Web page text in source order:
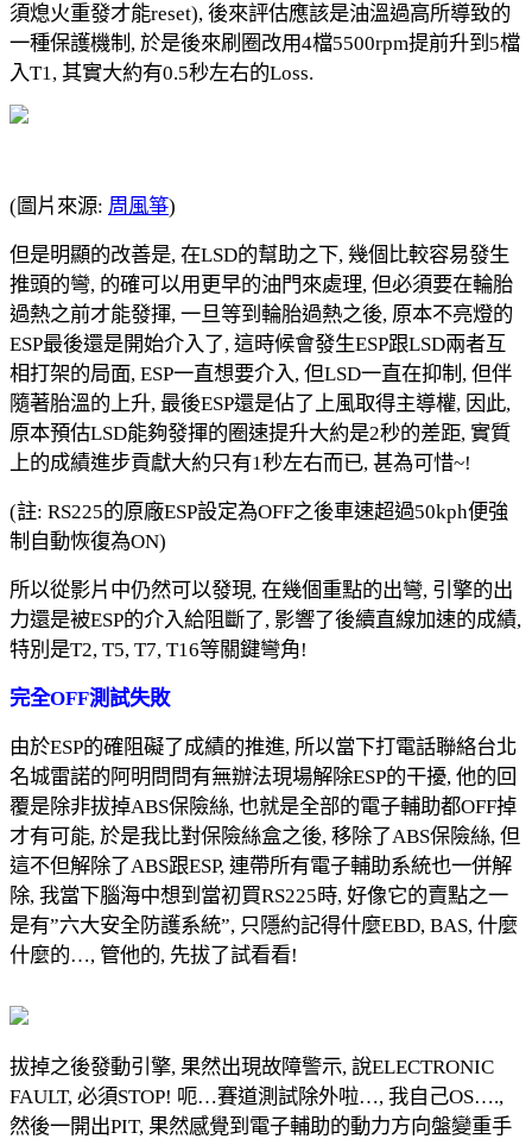
須熄火重發才能reset), 後來評估應該是油溫過高所導致的
一種保護機制, 於是後來刷圈改用4檔5500rpm提前升到5檔
入T1, 其實大約有0.5秒左右的Loss.
(圖片來源: 周風箏)
但是明顯的改善是, 在LSD的幫助之下, 幾個比較容易發生
推頭的彎, 的確可以用更早的油門來處理, 但必須要在輪胎
過熱之前才能發揮, 一旦等到輪胎過熱之後, 原本不亮燈的
ESP最後還是開始介入了, 這時候會發生ESP跟LSD兩者互
相打架的局面, ESP一直想要介入, 但LSD一直在抑制, 但伴
隨著胎溫的上升, 最後ESP還是佔了上風取得主導權, 因此,
原本預估LSD能夠發揮的圈速提升大約是2秒的差距, 實質
上的成績進步貢獻大約只有1秒左右而已, 甚為可惜~!
(註: RS225的原廠ESP設定為OFF之後車速超過50kph便強
制自動恢復為ON)
所以從影片中仍然可以發現, 在幾個重點的出彎, 引擎的出
力還是被ESP的介入給阻斷了, 影響了後續直線加速的成績,
特別是T2, T5, T7, T16等關鍵彎角!
完全OFF測試失敗
由於ESP的確阻礙了成績的推進, 所以當下打電話聯絡台北
名城雷諾的阿明問問有無辦法現場解除ESP的干擾, 他的回
覆是除非拔掉ABS保險絲, 也就是全部的電子輔助都OFF掉
才有可能, 於是我比對保險絲盒之後, 移除了ABS保險絲, 但
這不但解除了ABS跟ESP, 連帶所有電子輔助系統也一併解
除, 我當下腦海中想到當初買RS225時, 好像它的賣點之一
是有”六大安全防護系統”, 只隱約記得什麼EBD, BAS, 什麼
什麼的…, 管他的, 先拔了試看看!
拔掉之後發動引擎, 果然出現故障警示, 說ELECTRONIC
FAULT, 必須STOP! 呃…賽道測試除外啦…, 我自己OS….,
然後一開出PIT, 果然感覺到電子輔助的動力方向盤變重手